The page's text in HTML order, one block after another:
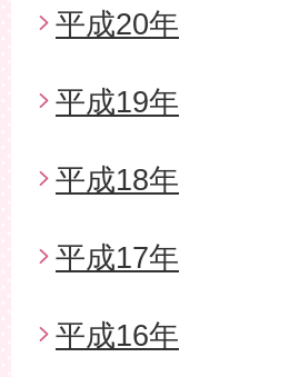
平成20年
平成19年
平成18年
平成17年
平成16年